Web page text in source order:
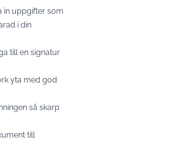
in uppgifter som
i din
till en signatur
yta med god
så skarp
till